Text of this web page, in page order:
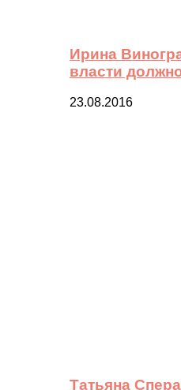
Ирина
власти
23.08.2016
Татьяна